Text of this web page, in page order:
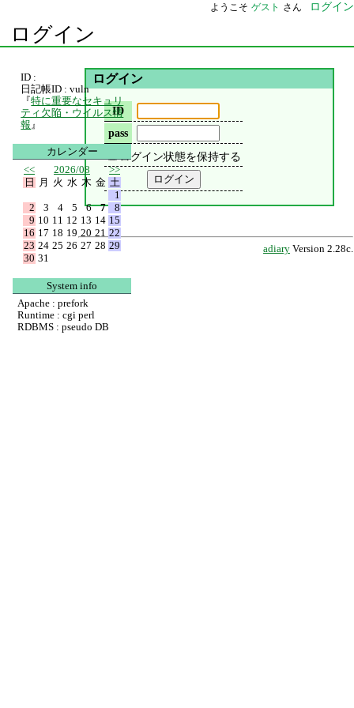
ようこそ ゲスト さん ログイン
ログイン
ログイン
ID
pass
ログイン状態を保持する
adiary Version 2.28c.
ID :
日記帳ID : vuln
『特に重要なセキュリ
ティ欠陥・ウイルス情
報 』
カレンダー
<<
2026/08
>>
日
月 火 水 木 金 土
1
2
3 4 5 6 7
8
9 10 11 12 13 14 15
16 17 18 19 20 21 22
23 24 25 26 27 28 29
30 31
System info
Apache : prefork
Runtime : cgi perl
RDBMS : pseudo DB